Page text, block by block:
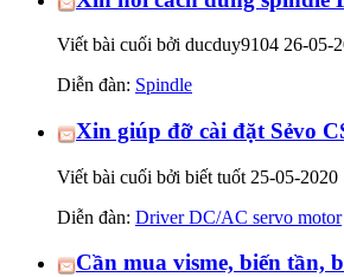
Viết bài cuối bởi ducduy9104 26-05-
Diễn đàn: Spindle
Xin giúp đỡ cài đặt Sẻvo
Viết bài cuối bởi biết tuốt 25-05-2020
Diễn đàn: Driver DC/AC servo motor
Cần mua visme, biến tần,